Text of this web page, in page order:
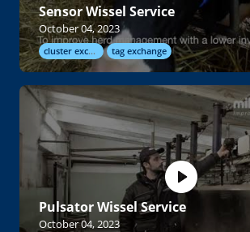
Sensor Wissel Service
October 04, 2023
cluster exchange tag exchange
Pulsator Wissel Service
October 04, 2023